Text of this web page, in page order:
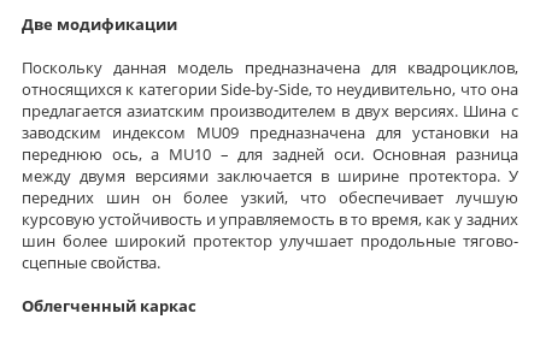
Две модификации
Поскольку данная модель предназначена для квадроциклов,
относящихся к категории Side-by-Side, то неудивительно, что она
предлагается азиатским производителем в двух версиях. Шина с
заводским индексом MU09 предназначена для установки на
переднюю ось, а MU10 – для задней оси. Основная разница
между двумя версиями заключается в ширине протектора. У
передних шин он более узкий, что обеспечивает лучшую
курсовую устойчивость и управляемость в то время, как у задних
шин более широкий протектор улучшает продольные тягово-
сцепные свойства.
Облегченный каркас